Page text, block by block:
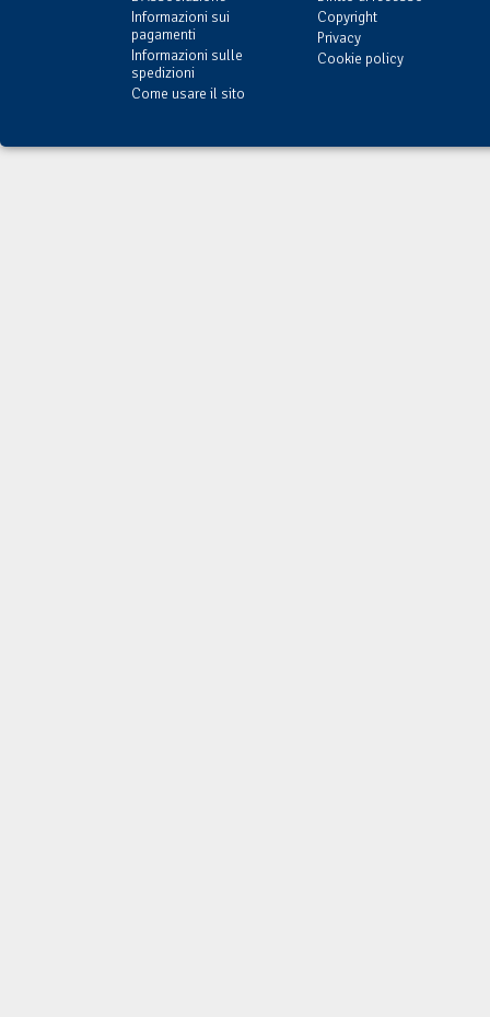
Informazioni sui
pagamenti
Informazioni sulle
spedizioni
Come usare il sito
Copyright
Privacy
Cookie policy